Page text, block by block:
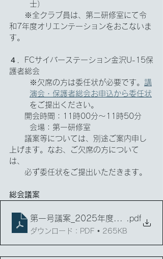
士）
※全クラブ員は、第二研修室にて令
和7年度オリエンテーションをおこないま
す。
４．FCサイバーステーション金沢U-15保
護者総会
※欠席の方は委任状が必要です。 講
演会・保護者総会お申込から委任状
をご提出ください。
開会時間：11時00分～11時50分
会場：第一研修室
議案等については、別途ご案内申し
上げます。なお、ご欠席の方について
は、
必ず委任状をご提出いただきます。
総会議案
第一号議案_2025年度保護者会役員
.pdf
ダウンロード：PDF • 265KB